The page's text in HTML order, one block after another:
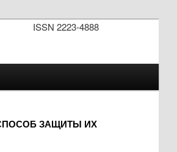
ISSN 2223-4888
ЗАЩИТЫ ИХ